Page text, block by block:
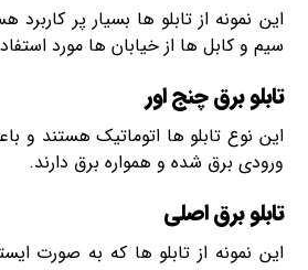
این نمونه از تابلو ها بسیار پر
سیم و کابل ها از خیابان ها مورد
تابلو برق چنج اور
این نوع تابلو ها اتوماتیک هستند و
ورودی برق شده و همواره برق دارند.
تابلو برق اصلی
این نمونه از تابلو ها که به صورت